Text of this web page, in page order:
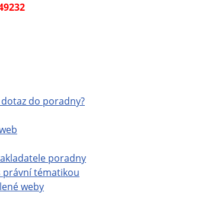
dotaz do poradny?
poradny
právní tématikou
weby